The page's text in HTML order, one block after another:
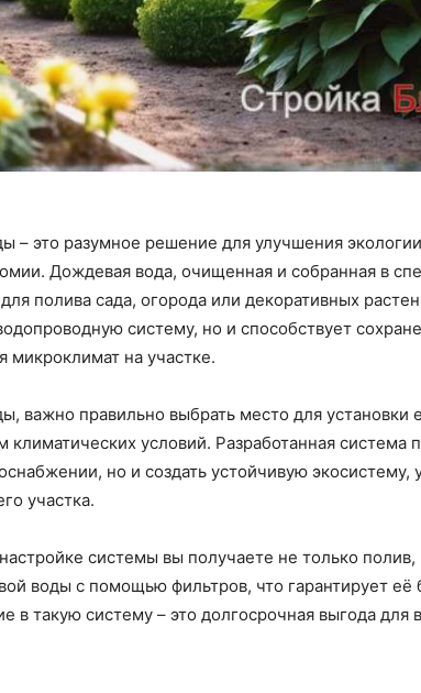
– это разумное решение для улучшения
Дождевая вода, очищенная и собранная в
полива сада, огорода или декоративных
систему, но и способствует
микроклимат на участке.
важно правильно выбрать место для установки
климатических условий. Разработанная система
но и создать устойчивую экосистему,
участка.
системы вы получаете не только полив,
воды с помощью фильтров, что гарантирует её
в такую систему – это долгосрочная выгода для